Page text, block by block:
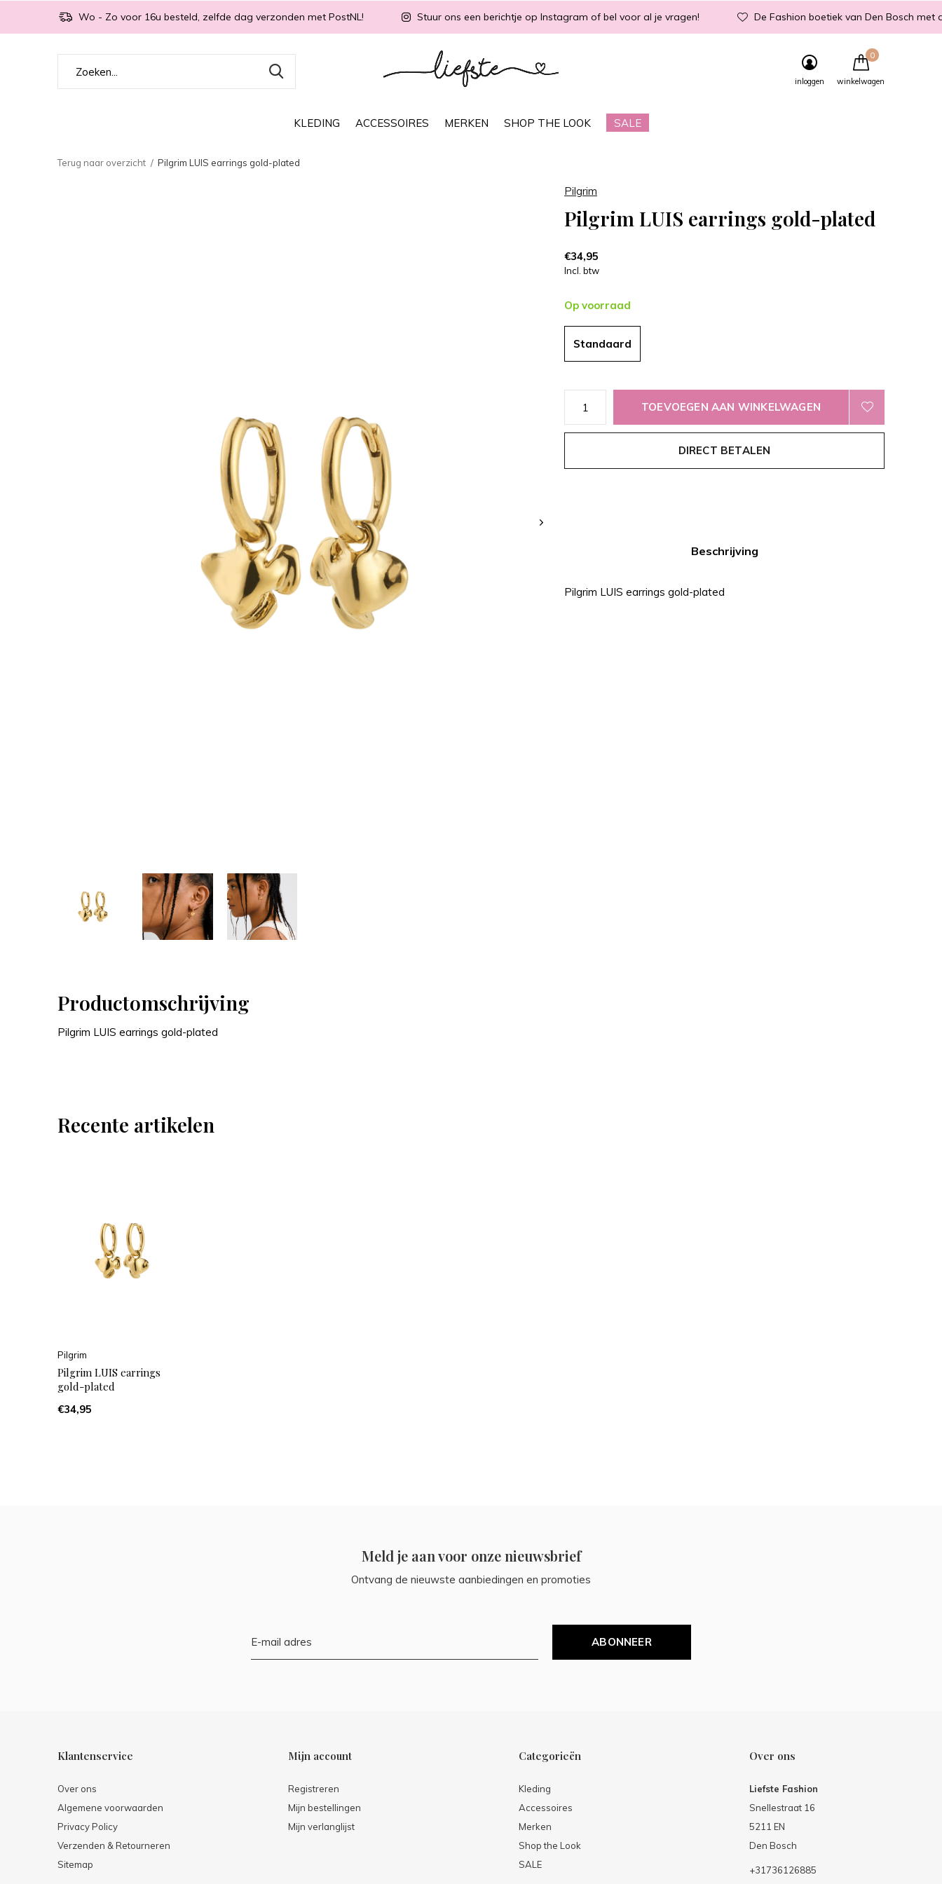
KLEDING ACCESSOIRES MERKEN SHOP THE LOOK SALE
inloggen winkelwagen
0
Wo - Zo voor 16u besteld, zelfde dag verzonden met PostNL! Stuur ons een berichtje op Instagram of bel voor al je vragen! De Fashion boetiek van Den Bosch met
Terug naar overzicht Pilgrim LUIS earrings gold-plated
Pilgrim
Pilgrim LUIS earrings gold-plated
€34,95
Incl. btw
Op voorraad
Standaard
TOEVOEGEN AAN WINKELWAGEN
DIRECT BETALEN
Beschrijving
Pilgrim LUIS earrings gold-plated
Productomschrijving
Pilgrim LUIS earrings gold-plated
Recente artikelen
Pilgrim
Pilgrim LUIS earrings
gold-plated
€34,95
Meld je aan voor onze nieuwsbrief
Ontvang de nieuwste aanbiedingen en promoties
ABONNEER
Klantenservice
Over ons
Algemene voorwaarden
Privacy Policy
Verzenden & Retourneren
Sitemap
Mijn account
Registreren
Mijn bestellingen
Mijn verlanglijst
Categorieën
Kleding
Accessoires
Merken
Shop the Look
SALE
Over ons
Liefste Fashion
Snellestraat 16
5211 EN
Den Bosch
+31736126885